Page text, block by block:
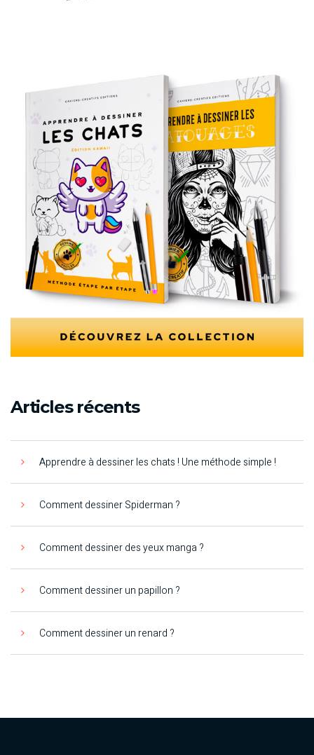
Articles récents
Apprendre à dessiner les chats ! Une méthode simple !
Comment dessiner Spiderman ?
Comment dessiner des yeux manga ?
Comment dessiner un papillon ?
Comment dessiner un renard ?